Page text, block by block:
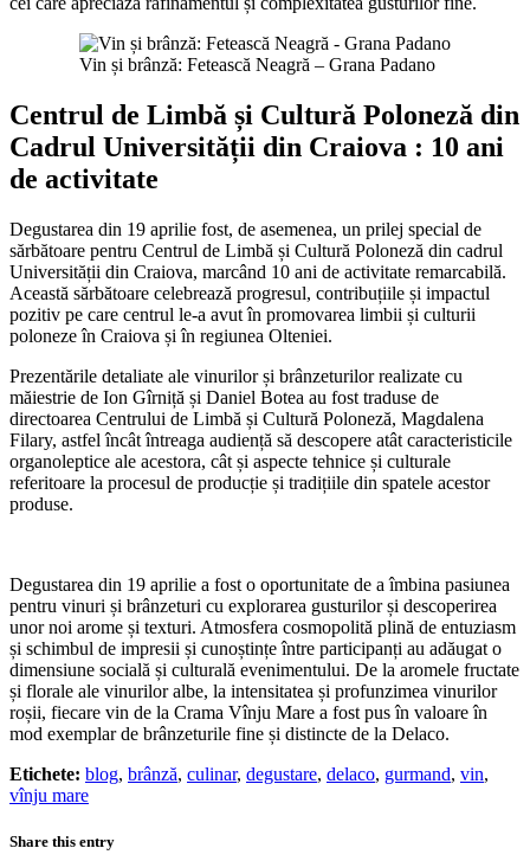
Vin și brânză: Fetească Neagră – Grana Padano
Centrul de Limbă și Cultură Poloneză din
Cadrul Universității din Craiova : 10 ani
de activitate
Degustarea din 19 aprilie fost, de asemenea, un prilej special de
sărbătoare pentru Centrul de Limbă și Cultură Poloneză din cadrul
Universității din Craiova, marcând 10 ani de activitate remarcabilă.
Această sărbătoare celebrează progresul, contribuțiile și impactul
pozitiv pe care centrul le-a avut în promovarea limbii și culturii
poloneze în Craiova și în regiunea Olteniei.
Prezentările detaliate ale vinurilor și brânzeturilor realizate cu
măiestrie de Ion Gîrniță și Daniel Botea au fost traduse de
directoarea Centrului de Limbă și Cultură Poloneză, Magdalena
Filary, astfel încât întreaga audiență să descopere atât caracteristicile
organoleptice ale acestora, cât și aspecte tehnice și culturale
referitoare la procesul de producție și tradițiile din spatele acestor
produse.
Degustarea din 19 aprilie a fost o oportunitate de a îmbina pasiunea
pentru vinuri și brânzeturi cu explorarea gusturilor și descoperirea
unor noi arome și texturi. Atmosfera cosmopolită plină de entuziasm
și schimbul de impresii și cunoștințe între participanți au adăugat o
dimensiune socială și culturală evenimentului. De la aromele fructate
și florale ale vinurilor albe, la intensitatea și profunzimea vinurilor
roșii, fiecare vin de la Crama Vînju Mare a fost pus în valoare în
mod exemplar de brânzeturile fine și distincte de la Delaco.
Etichete: blog, brânză, culinar, degustare, delaco, gurmand, vin,
vînju mare
Share this entry